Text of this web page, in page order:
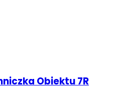
Obiektu 7R